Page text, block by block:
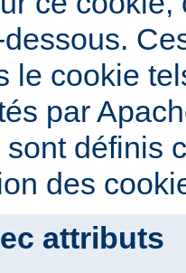
le cookie
par
définis
des
attributs